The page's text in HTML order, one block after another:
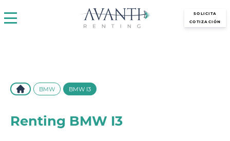
SOLICITA
COTIZACIÓN
BMW BMW I3
Renting BMW I3